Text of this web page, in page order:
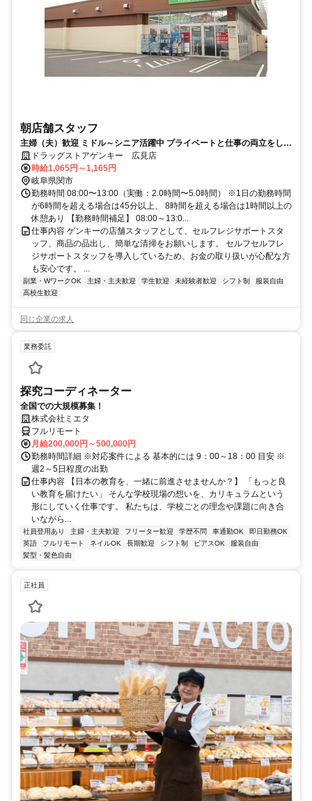
朝店舗スタッフ
主婦（夫）歓迎 ミドル～シニア活躍中 プライベートと仕事の両立をしな
がら新たな喜びを見つけましょう
ドラッグストアゲンキー 広見店
時給1,065円～1,165円
岐阜県関市
勤務時間 08:00〜13:00（実働：2.0時間〜5.0時間） ※1日の勤務時間
が6時間を超える場合は45分以上、 8時間を超える場合は1時間以上の
休憩あり 【勤務時間補足】 08:00～13:0...
仕事内容 ゲンキーの店舗スタッフとして、セルフレジサポートスタ
ッフ、商品の品出し、簡単な清掃をお願いします。 セルフセルフレ
ジサポートスタッフを導入しているため、お金の取り扱いが心配な方
も安心です。 ...
副業・WワークOK 主婦・主夫歓迎 学生歓迎 未経験者歓迎 シフト制
服装自由
高校生歓迎
同じ企業の求人
業務委託
探究コーディネーター
全国での大規模募集！
株式会社ミエタ
フルリモート
月給200,000円～500,000円
勤務時間詳細 ※対応案件による 基本的には 9：00～18：00 目安 ※
週2～5日程度の出勤
仕事内容 【日本の教育を、一緒に前進させませんか？】 「もっと良
い教育を届けたい」 そんな学校現場の想いを、カリキュラムという
形にしていく仕事です。 私たちは、学校ごとの理念や課題に向き合
いながら...
社員登用あり 主婦・主夫歓迎 フリーター歓迎 学歴不問 車通勤OK
即日勤務OK
英語
フルリモート ネイルOK 長期歓迎 シフト制 ピアスOK
服装自由
髪型・髪色自由
正社員